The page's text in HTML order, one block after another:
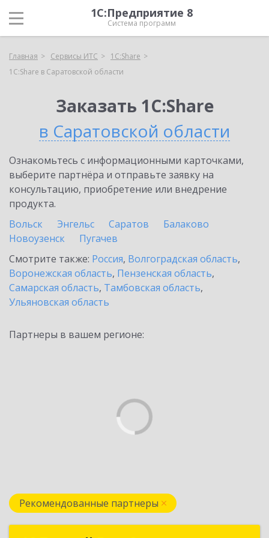
1С:Предприятие 8
Система программ
Главная Сервисы ИТС
1С:Share
1С:Share в Саратовской области
Заказать 1С:Share
в Саратовской области
Ознакомьтесь с информационными карточками,
выберите партнёра и отправьте заявку на
консультацию, приобретение или внедрение
продукта.
Вольск
Энгельс Саратов
Балаково
Новоузенск
Пугачев
Смотрите также: Россия, Волгоградская область,
Воронежская область, Пензенская область,
Самарская область, Тамбовская область,
Ульяновская область
Партнеры в вашем регионе:
Рекомендованные партнеры